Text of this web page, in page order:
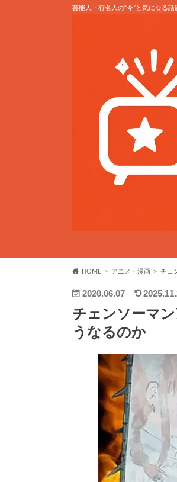
芸能人・有名人の“今”と気になる
HOME アニメ・漫画 チェ
2020.06.07
チェンソーマ
うなるのか